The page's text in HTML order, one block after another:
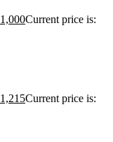
1,000Current price is:
1,215Current price is: